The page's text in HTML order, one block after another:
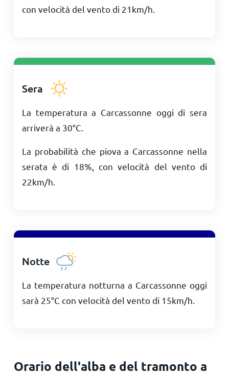
con velocità del vento di 21km/h.
Sera
La temperatura a Carcassonne oggi di sera
arriverà a 30°C.
La probabilità che piova a Carcassonne nella
serata è di 18%, con velocità del vento di
22km/h.
Notte
La temperatura notturna a Carcassonne oggi
sarà 25°C con velocità del vento di 15km/h.
Orario dell'alba e del tramonto a